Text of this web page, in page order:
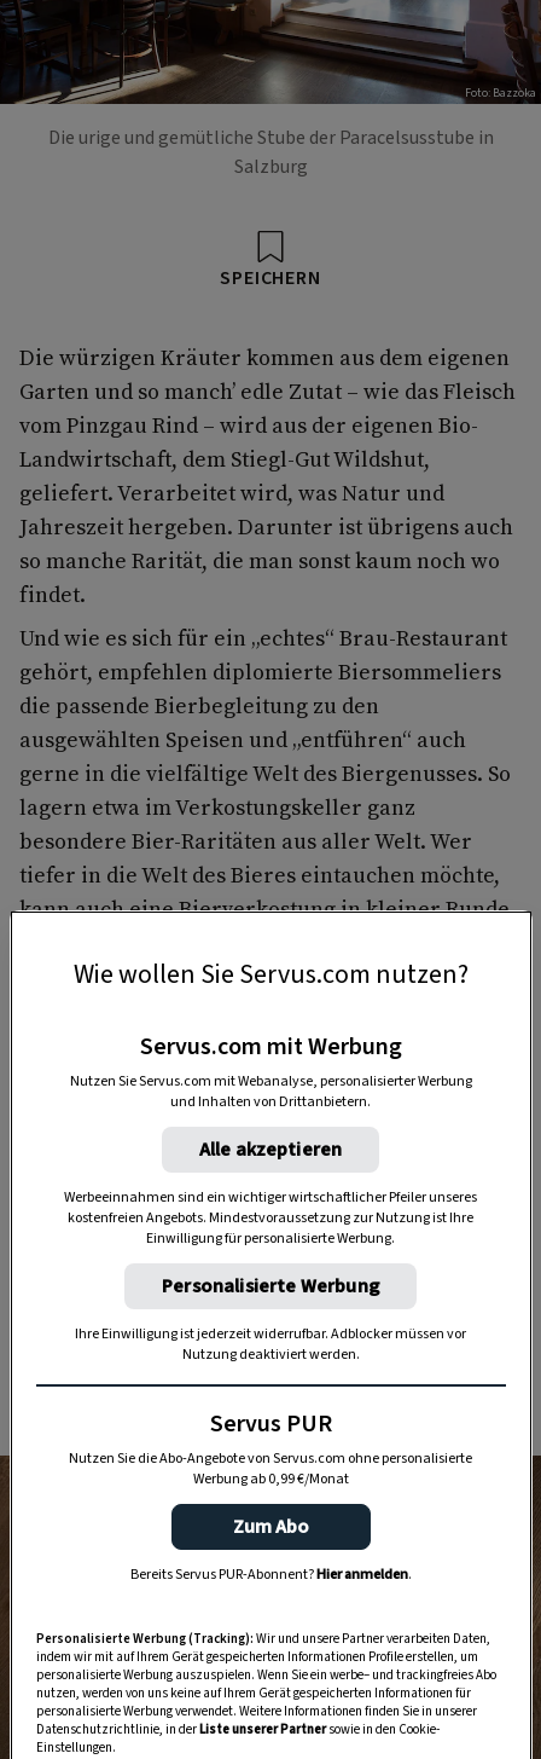
Foto: Bazzoka
Die urige und gemütliche Stube der Paracelsusstube in
Salzburg
SPEICHERN
Die würzigen Kräuter kommen aus dem eigenen
Garten und so manch’ edle Zutat – wie das Fleisch
vom Pinzgau Rind – wird aus der eigenen Bio-
Landwirtschaft, dem Stiegl-Gut Wildshut,
geliefert. Verarbeitet wird, was Natur und
Jahreszeit hergeben. Darunter ist übrigens auch
so manche Rarität, die man sonst kaum noch wo
findet.
Und wie es sich für ein „echtes“ Brau-Restaurant
gehört, empfehlen diplomierte Biersommeliers
die passende Bierbegleitung zu den
ausgewählten Speisen und „entführen“ auch
gerne in die vielfältige Welt des Biergenusses. So
lagern etwa im Verkostungskeller ganz
besondere Bier-Raritäten aus aller Welt. Wer
tiefer in die Welt des Bieres eintauchen möchte,
kann auch eine Bierverkostung in kleiner Runde
Anzeige
Wie wollen Sie Servus.com nutzen?
Servus.com mit Werbung
Nutzen Sie Servus.com mit Webanalyse, personalisierter Werbung
und Inhalten von Drittanbietern.
Alle akzeptieren
Werbeeinnahmen sind ein wichtiger wirtschaftlicher Pfeiler unseres
kostenfreien Angebots. Mindestvoraussetzung zur Nutzung ist Ihre
Einwilligung für personalisierte Werbung.
Personalisierte Werbung
Ihre Einwilligung ist jederzeit widerrufbar. Adblocker müssen vor
Nutzung deaktiviert werden.
Servus PUR
Nutzen Sie die Abo-Angebote von Servus.com ohne personalisierte
Werbung ab 0,99 €/Monat
Zum Abo
Bereits Servus PUR-Abonnent?Hier anmelden.
Personalisierte Werbung (Tracking): Wir und unsere Partner verarbeiten Daten,
indem wir mit auf Ihrem Gerät gespeicherten Informationen Profile erstellen, um
personalisierte Werbung auszuspielen. Wenn Sie ein werbe– und trackingfreies Abo
nutzen, werden von uns keine auf Ihrem Gerät gespeicherten Informationen für
personalisierte Werbung verwendet. Weitere Informationen finden Sie in unserer
Datenschutzrichtlinie, in derListe unserer Partnersowie in den Cookie-
Einstellungen.